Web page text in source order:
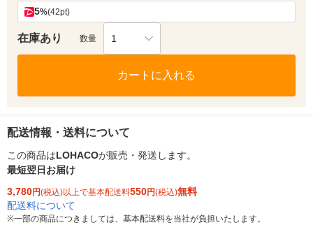
5%(42pt)
在庫あり 数量 1
カートに入れる
配送情報・送料について
この商品はLOHACOが販売・発送します。
最短翌日お届け
3,780円(税込)以上で基本配送料550円(税込)無料
配送料について
※一部の商品につきましては、基本配送料を当社が負担いたします。